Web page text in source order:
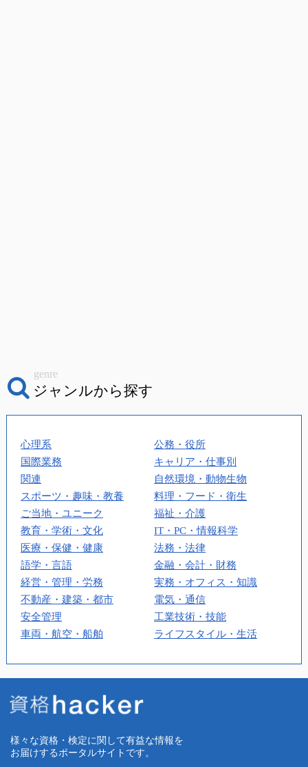
ジャンルから探す
genre
心理系
公務・役所
国際業務
キャリア・仕事別
関連
自然環境・動物生物
スポーツ・趣味・教養
料理・フード・衛生
ご当地・ユニーク
福祉・介護
教育・学術・文化
IT・PC・情報科学
医療・保健・健康
法務・法律
語学・言語
金融・会計・財務
経営・管理・労務
実務・オフィス・知識
不動産・建築・都市
電気・通信
安全管理
工業技術・技能
車両・航空・船舶
ライフスタイル・生活
様々な資格・検定に関して有益な情報を
お届けするポータルサイトです。